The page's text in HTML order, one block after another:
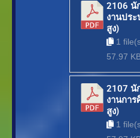
2106 นั
งานปร
สูง)
1
57.97
2107 นั
งานกา
สูง)
1